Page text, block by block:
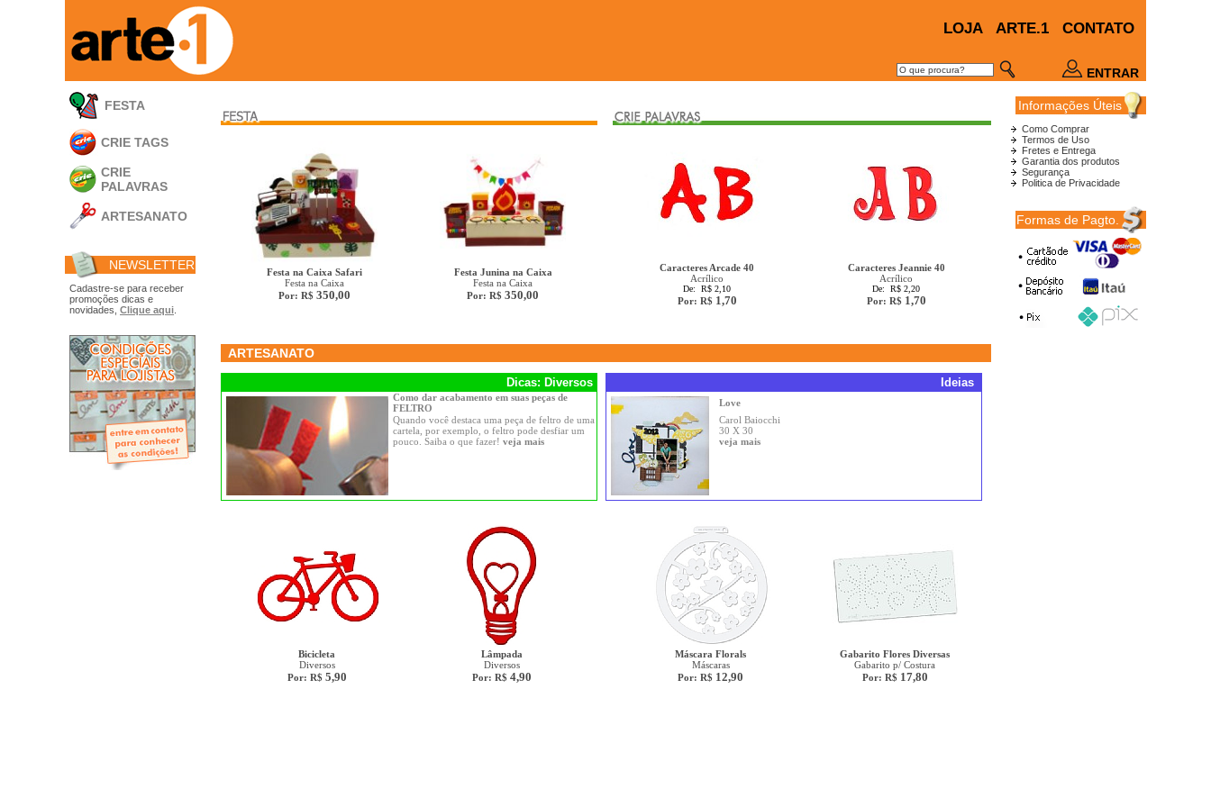
LOJA ARTE.1 CONTATO
ENTRAR
FESTA
CRIE TAGS
CRIE
PALAVRAS
ARTESANATO
Acrílico
Porta Retratos
Ferramentas
- Carimbões
- Embalagens
- Máscaras
- Espátulas
- Diversos
Álbuns
- Mini-Álbuns
- Páginas Mini
- Páginas Scrap
- Argolas
NEWSLETTER
Cadastre-se para receber
promoções dicas e
novidades, Clique aqui
Festa na Caixa Safari
Festa na Caixa
Por: R$ 350,00
Festa Junina na Caixa
Festa na Caixa
Por: R$ 350,00
Caracteres Arcade 40
Acrílico
De: R$ 2,10
Por: R$ 1,70
Caracteres Jeannie 40
Acrílico
De: R$ 2,20
Por: R$ 1,70
ARTESANATO
Dicas: Diversos
Como dar acabamento em suas peças de
FELTRO
Quando você destaca uma peça de feltro de uma
cartela, por exemplo, o feltro pode desfiar um
pouco. Saiba o que fazer! veja mais
Ideias
Love
Carol Baiocchi
30 X 30
veja mais
Bicicleta
Diversos
Por: R$ 5,90
Lâmpada
Diversos
Por: R$ 4,90
Máscara Florals
Máscaras
Por: R$ 12,90
Gabarito Flores Diversas
Gabarito p/ Costura
Por: R$ 17,80
Informações Úteis
Como Comprar
Termos de Uso
Fretes e Entrega
Garantia dos produtos
Segurança
Politica de Privacidade
Formas de Pagto.